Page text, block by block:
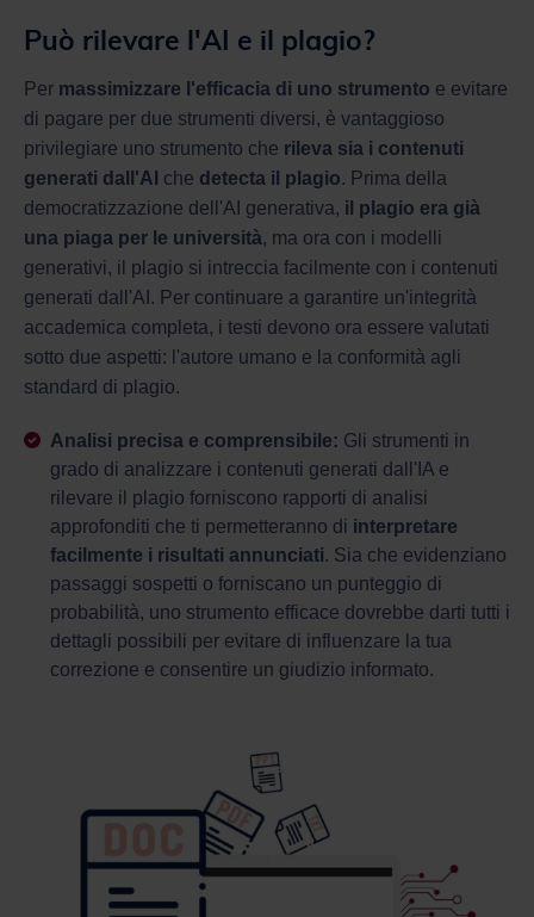
Può rilevare l'AI e il plagio?
Per massimizzare l'efficacia di uno strumento e evitare
di pagare per due strumenti diversi, è vantaggioso
privilegiare uno strumento che rileva sia i contenuti
generati dall'AI che detecta il plagio. Prima della
democratizzazione dell'AI generativa, il plagio era già
una piaga per le università, ma ora con i modelli
generativi, il plagio si intreccia facilmente con i contenuti
generati dall'AI. Per continuare a garantire un'integrità
accademica completa, i testi devono ora essere valutati
sotto due aspetti: l'autore umano e la conformità agli
standard di plagio.
Analisi precisa e comprensibile: Gli strumenti in
grado di analizzare i contenuti generati dall'IA e
rilevare il plagio forniscono rapporti di analisi
approfonditi che ti permetteranno di interpretare
facilmente i risultati annunciati. Sia che evidenziano
passaggi sospetti o forniscano un punteggio di
probabilità, uno strumento efficace dovrebbe darti tutti i
dettagli possibili per evitare di influenzare la tua
correzione e consentire un giudizio informato.